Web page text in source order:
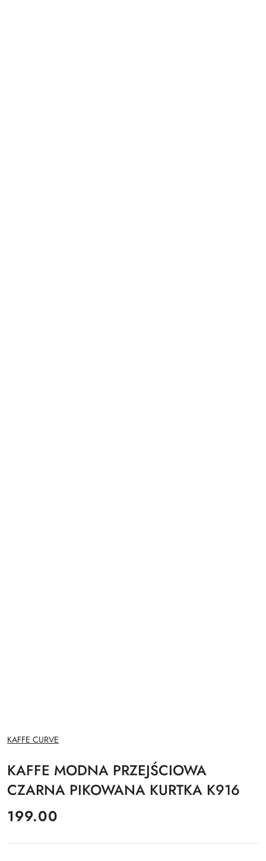
NAZWA
PRODUCENTA:
KAFFE CURVE
KAFFE MODNA PRZEJŚCIOWA
CZARNA PIKOWANA KURTKA K916
cena:
199.00